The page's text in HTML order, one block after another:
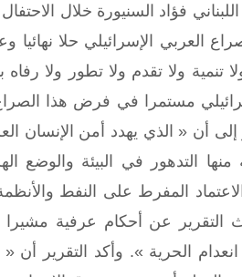
فؤاد السنيورة خلال
الإسرائيلي حلا نهائيا
تنمية ولا تقدم ولا تطور ولا رفاه
مستمرا في فرض هذا
أن « الذي يهدد أمن الإنسان
التدهور في البيئة والوضع
المفرط على النفط
التقرير عن أحكام عرفية مشيرا
الحرية ». وأكد التقرير أن «